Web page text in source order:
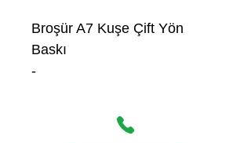
Broşür A7 Kuşe Çift Yön
Baskı
-